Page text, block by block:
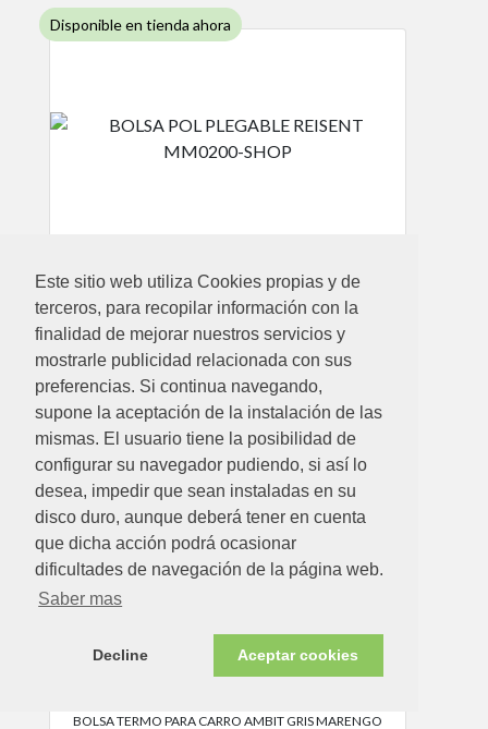
Este sitio web utiliza Cookies propias y de
terceros, para recopilar información con la
finalidad de mejorar nuestros servicios y
mostrarle publicidad relacionada con sus
preferencias. Si continua navegando,
supone la aceptación de la instalación de las
mismas. El usuario tiene la posibilidad de
configurar su navegador pudiendo, si así lo
desea, impedir que sean instaladas en su
disco duro, aunque deberá tener en cuenta
que dicha acción podrá ocasionar
dificultades de navegación de la página web.
Saber mas
Decline Aceptar cookies
Disponible en tienda ahora
BOLSA POL PLEGABLE REISENT MM0200-SHOP
Ver detalle
Disponible en tienda ahora
16.88€
BOLSA TERMO PARA CARRO AMBIT GRIS MARENGO